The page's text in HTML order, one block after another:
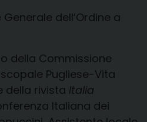
dell’Ordine a
della Commissione
Pugliese-Vita
della rivista Italia
Italiana dei